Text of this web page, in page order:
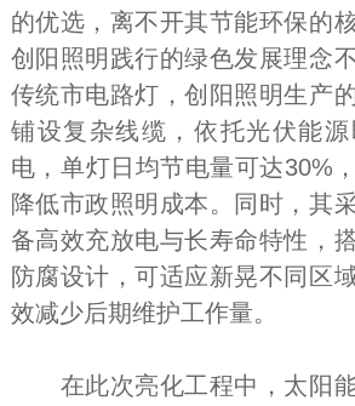
的优选，离不开其节能环保的
创阳照明践行的绿色发展理念
传统市电路灯，创阳照明生产
铺设复杂线缆，依托光伏能
电，单灯日均节电量可达30%
降低市政照明成本。同时，其
备高效充放电与长寿命特性，
防腐设计，可适应新晃不同区
效减少后期维护工作量。
在此次亮化工程中，太阳能